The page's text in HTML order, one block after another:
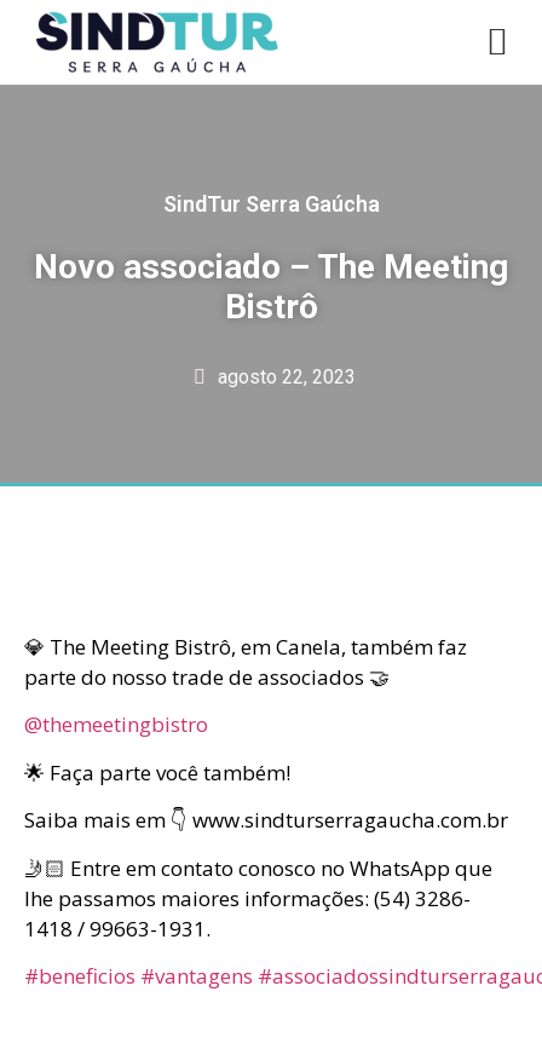
SindTur Serra Gaúcha
Novo associado – The Meeting
Bistrô
agosto 22, 2023
💎 The Meeting Bistrô, em Canela, também faz
parte do nosso trade de associados 🤝
@themeetingbistro
🌟 Faça parte você também!
Saiba mais em 👇 www.sindturserragaucha.com.br
🤳🏻 Entre em contato conosco no WhatsApp que
lhe passamos maiores informações: (54) 3286-
1418 / 99663-1931.
#beneficios #vantagens